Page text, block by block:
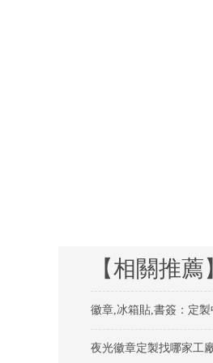
【相關推薦
徽章,冰箱貼,書簽：定製
夜光徽章定製找哪家工